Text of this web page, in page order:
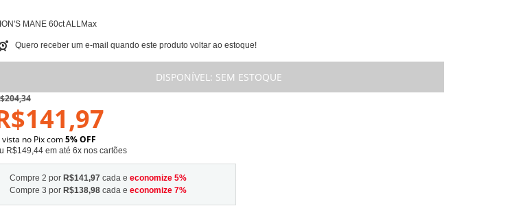
MANE 60ct ALLMax
Quero receber um e-mail quando este produto voltar ao estoque!
DISPONÍVEL: SEM ESTOQUE
vista no Pix com5% OFF
R$149,44 em até 6x nos cartões
Compre 2 por R$141,97cada e economize 5%
Compre 3 por R$138,98cada e economize 7%